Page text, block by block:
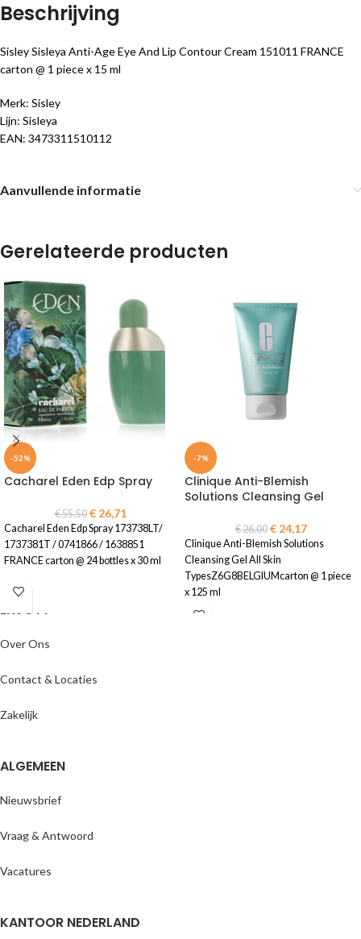
Beschrijving
Sisley Sisleya Anti-Age Eye And Lip Contour Cream 151011 FRANCE
carton @ 1 piece x 15 ml
Merk: Sisley
Lijn: Sisleya
EAN: 3473311510112
Aanvullende informatie
Gerelateerde producten
-52%
Cacharel Eden Edp Spray
€55,50 €26,71
Cacharel Eden Edp Spray 173738LT/
1737381T / 0741866 / 1638851
FRANCE carton @ 24 bottles x 30 ml
-7%
Clinique Anti-Blemish
Solutions Cleansing Gel
€26,00 €24,17
Clinique Anti-Blemish Solutions
Cleansing Gel All Skin
TypesZ6G8BELGIUMcarton @ 1 piece
x 125 ml
ENJOYY
Over Ons
Contact & Locaties
Zakelijk
ALGEMEEN
Nieuwsbrief
Vraag & Antwoord
Vacatures
KANTOOR NEDERLAND